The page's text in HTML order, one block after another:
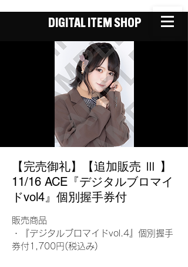
DIGITAL ITEM SHOP
【完売御礼】【追加販売 Ⅲ 】
11/16 ACE『デジタルブロマイ
ドvol4』個別握手券付
販売商品
・『デジタルブロマイドvol.4』個別握手
券付1,700円(税込み)